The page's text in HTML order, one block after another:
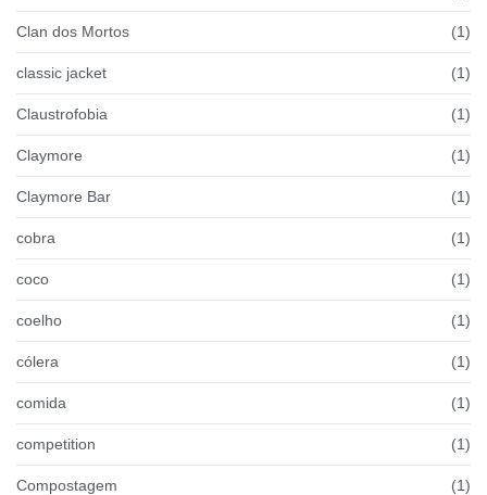
Clan dos Mortos (1)
classic jacket (1)
Claustrofobia (1)
Claymore (1)
Claymore Bar (1)
cobra (1)
coco (1)
coelho (1)
cólera (1)
comida (1)
competition (1)
Compostagem (1)